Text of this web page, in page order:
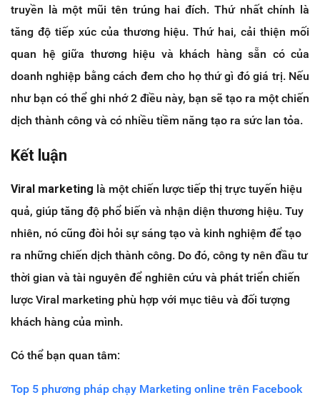
truyền là một mũi tên trúng hai đích. Thứ nhất chính là
tăng độ tiếp xúc của thương hiệu. Thứ hai, cải thiện mối
quan hệ giữa thương hiệu và khách hàng sẵn có của
doanh nghiệp bằng cách đem cho họ thứ gì đó giá trị. Nếu
như bạn có thể ghi nhớ 2 điều này, bạn sẽ tạo ra một chiến
dịch thành công và có nhiều tiềm năng tạo ra sức lan tỏa.
Kết luận
Viral marketing là một chiến lược tiếp thị trực tuyến hiệu
quả, giúp tăng độ phổ biến và nhận diện thương hiệu. Tuy
nhiên, nó cũng đòi hỏi sự sáng tạo và kinh nghiệm để tạo
ra những chiến dịch thành công. Do đó, công ty nên đầu tư
thời gian và tài nguyên để nghiên cứu và phát triển chiến
lược Viral marketing phù hợp với mục tiêu và đối tượng
khách hàng của mình.
Có thể bạn quan tâm:
Top 5 phương pháp chạy Marketing online trên Facebook